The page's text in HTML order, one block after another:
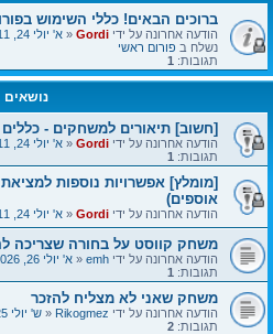
ברוכים הבאים! כללי השימוש
הודעה אחרונה על ידי Gordi
«א' יולי 24, 2011 8:04 pm
נשלח בפורום ראשי
תגובות: 1
נושאים
[חשוב] תיאורים למשחקים - כללים
הודעה אחרונה על ידי Gordi
«א' יולי 24, 2011 8:47 pm
תגובות: 1
[מומלץ] אפשרויות נוספות
אוספים)
הודעה אחרונה על ידי Gordi
«א' יולי 24, 2011 8:02 pm
משחק קווסט על בחורה שצריכה
הודעה אחרונה על ידי emh
«א' יולי 26, 2026 2:07 pm
תגובות: 1
משחק שאני לא מצליח להזכר
הודעה אחרונה על ידי Rikogmez
«ש' יולי 25, 2026 3:36 am
תגובות: 2